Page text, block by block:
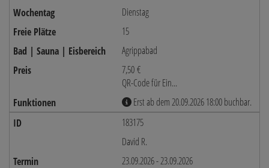
Dienstag
15
Agrippabad
7,50 €
QR-Code für Ein...
Erst ab dem 20.09.2026 18:00 buchbar.
183175
David R.
23.09.2026 - 23.09.2026